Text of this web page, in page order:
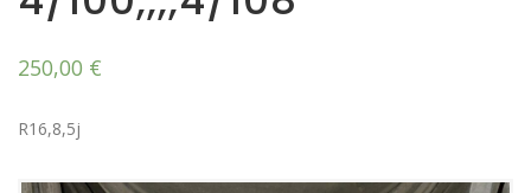
250,00 €
R16,8,5j